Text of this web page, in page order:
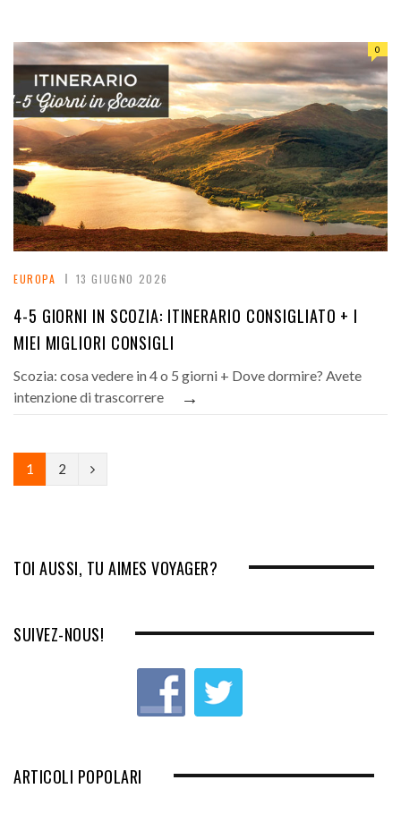
EUROPA 13 GIUGNO 2026
0
4-5 GIORNI IN SCOZIA: ITINERARIO CONSIGLIATO + I
MIEI MIGLIORI CONSIGLI
Scozia: cosa vedere in 4 o 5 giorni + Dove dormire? Avete
intenzione di trascorrere
→
1 2
N
t
TOI AUSSI, TU AIMES VOYAGER?
SUIVEZ-NOUS!
ARTICOLI POPOLARI